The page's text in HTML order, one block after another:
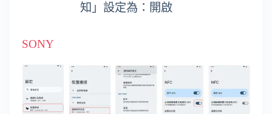
知」設定為：開啟
SONY